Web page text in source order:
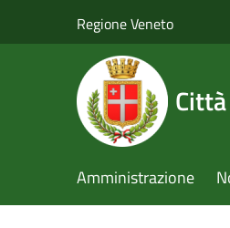
Regione Veneto
Amministrazione